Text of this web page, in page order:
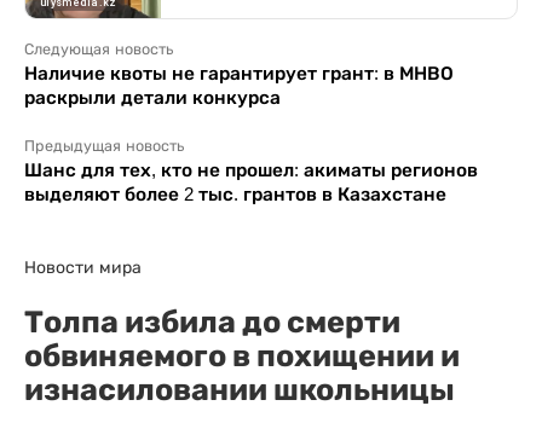
Следующая новость
Наличие квоты не гарантирует грант: в МНВО
раскрыли детали конкурса
Предыдущая новость
Шанс для тех, кто не прошел: акиматы регионов
выделяют более 2 тыс. грантов в Казахстане
Новости мира
Толпа избила до смерти
обвиняемого в похищении и
изнасиловании школьницы